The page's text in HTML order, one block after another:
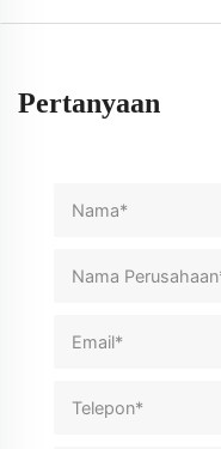
Pertanyaan